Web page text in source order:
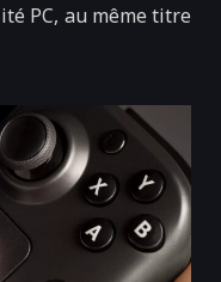
PC, au même titre